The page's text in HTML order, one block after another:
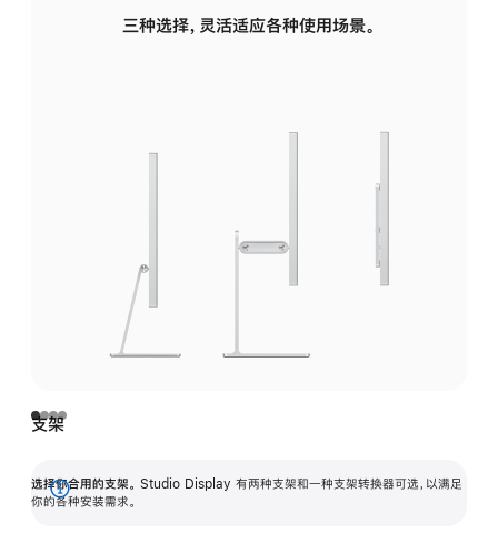
三种选择，灵活适应各种使用场景。
支架
选择你合用的支架。 Studio Display 有两种支架和一种支架转换器可选，以满足
你的各种安装需求。
展